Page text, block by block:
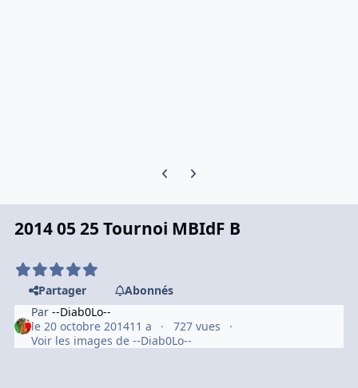
Previous carousel slide
Next carousel slide
2014 05 25 Tournoi MBIdF B
Partager
Abonnés
Par--Diab0Lo--
le 20 octobre 201411 a
727 vues
Voir les images de --Diab0Lo--